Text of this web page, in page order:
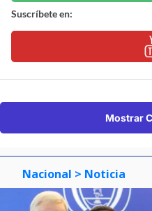
Suscríbete en:
Mostrar
Nacional > Noticia